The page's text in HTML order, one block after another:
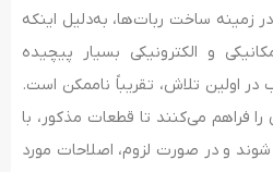
ساخت ربات‌ها، به‌دلیل اینکه
و الکترونیکی بسیار پیچیده
اولین تلاش، تقریباً ناممکن است.
فراهم می‌کنند تا قطعات مذکور، با
و در صورت لزوم، اصلاحات مورد